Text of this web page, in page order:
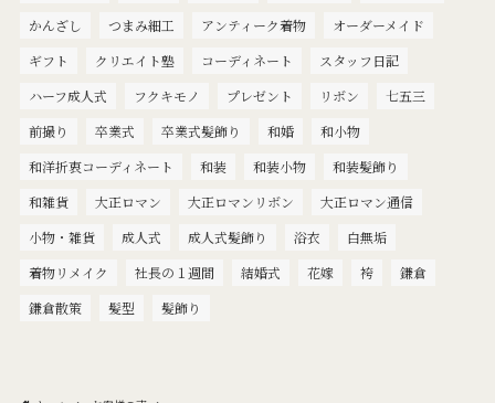
かんざし
つまみ細工 アンティーク着物
オーダーメイド
ギフト
クリエイト塾 コーディネート
スタッフ日記
ハーフ成人式
フクキモノ プレゼント リボン
七五三
前撮り
卒業式 卒業式髪飾り 和婚
和小物
和洋折衷コーディネート
和装 和装小物
和装髪飾り
和雑貨
大正ロマン 大正ロマンリボン
大正ロマン通信
小物・雑貨
成人式 成人式髪飾り 浴衣
白無垢
着物リメイク
社長の１週間 結婚式 花嫁 袴
鎌倉
鎌倉散策
髪型 髪飾り